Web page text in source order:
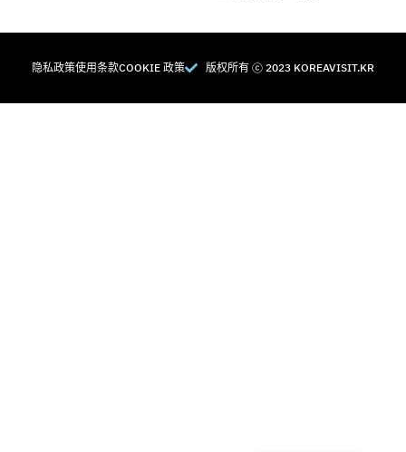
隐私政策使用条款COOKIE 政策 版权所有 Ⓒ 2023 KOREAVISIT.KR